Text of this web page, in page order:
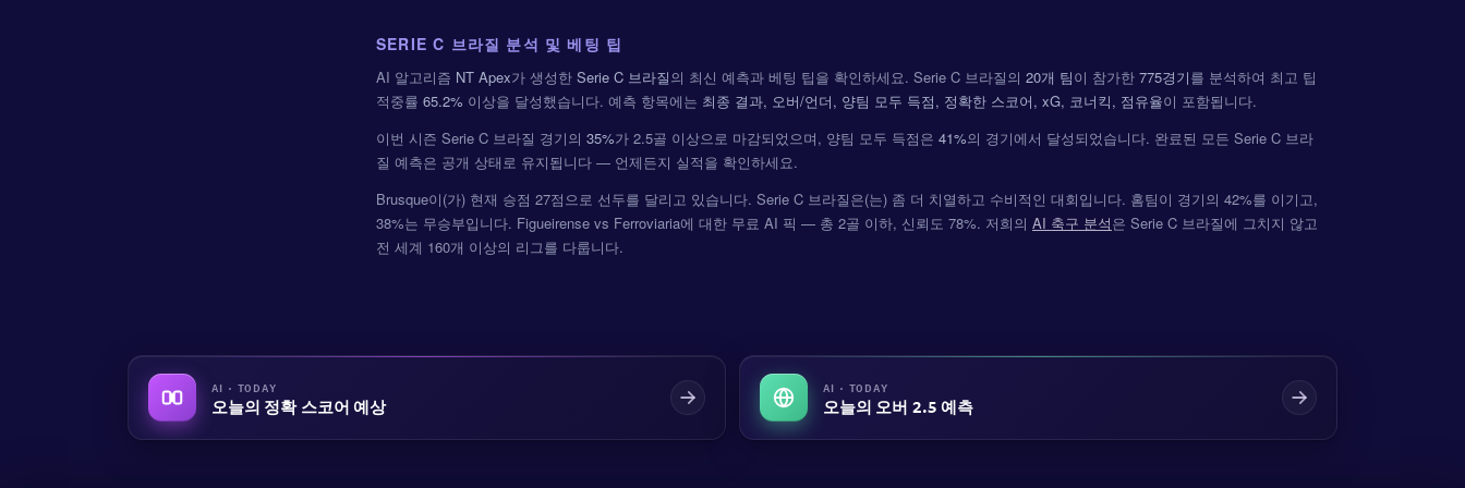
SERIE C 브라질 분석 및 베팅 팁
AI 알고리즘 NT Apex가 생성한 Serie C 브라질의 최신 예측과 베팅 팁을 확인하세요. Serie C 브라질의 20개 팀이 참가한 775경기를 분석하여 최고 팁
적중률 65.2% 이상을 달성했습니다. 예측 항목에는 최종 결과, 오버/언더, 양팀 모두 득점, 정확한 스코어, xG, 코너킥, 점유율이 포함됩니다.
이번 시즌 Serie C 브라질 경기의 35%가 2.5골 이상으로 마감되었으며, 양팀 모두 득점은 41%의 경기에서 달성되었습니다. 완료된 모든 Serie C 브라
질 예측은 공개 상태로 유지됩니다 — 언제든지 실적을 확인하세요.
Brusque이(가) 현재 승점 27점으로 선두를 달리고 있습니다. Serie C 브라질은(는) 좀 더 치열하고 수비적인 대회입니다. 홈팀이 경기의 42%를 이기고,
38%는 무승부입니다. Figueirense vs Ferroviaria에 대한 무료 AI 픽 — 총 2골 이하, 신뢰도 78%. 저희의 AI 축구 분석은 Serie C 브라질에 그치지 않고
전 세계 160개 이상의 리그를 다룹니다.
AI · TODAY
오늘의 정확 스코어 예상
AI · TODAY
오늘의 오버 2.5 예측